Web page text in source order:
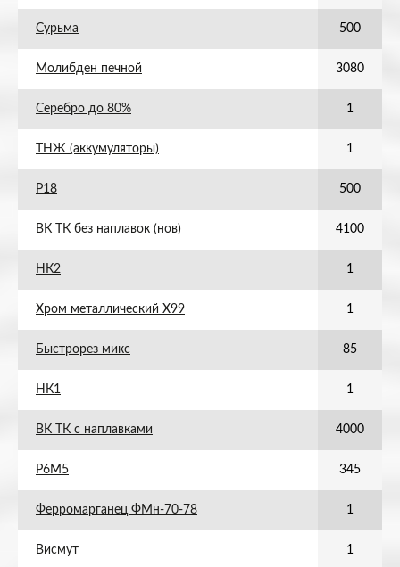
Сурьма 500
Молибден печной 3080
Серебро до 80% 1
ТНЖ (аккумуляторы) 1
Р18 500
ВК ТК без наплавок (нов) 4100
НК2 1
Хром металлический Х99 1
Быстрорез микс 85
НК1 1
ВК ТК с наплавками 4000
Р6М5 345
Ферромарганец ФМн-70-78 1
Висмут 1